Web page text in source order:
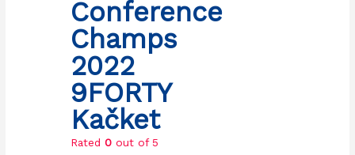
Conference
Champs
2022
9FORTY
Kačket
Rated0 out of 5